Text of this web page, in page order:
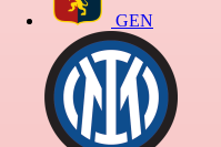
GEN